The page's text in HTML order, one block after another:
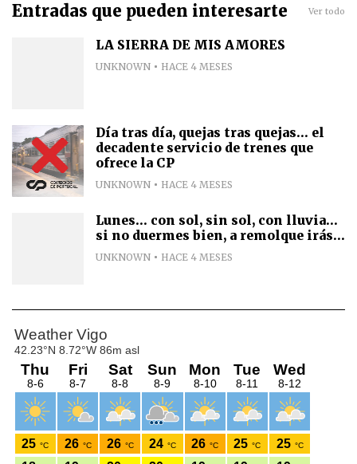
Entradas que pueden interesarte Ver todo
LA SIERRA DE MIS AMORES
UNKNOWN HACE 4 MESES
Día tras día, quejas tras quejas... el
decadente servicio de trenes que
ofrece la CP
UNKNOWN HACE 4 MESES
Lunes... con sol, sin sol, con lluvia...
si no duermes bien, a remolque irás...
UNKNOWN HACE 4 MESES